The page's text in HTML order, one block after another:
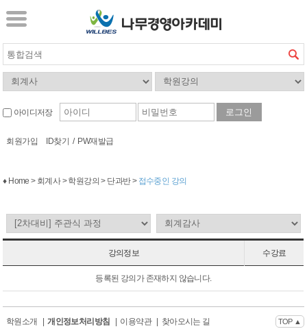
아이디저장
회원가입 ID찾기 / PW재발급
♦ Home > 회계사 > 학원강의 > 단과반 > 접수중인 강의
강의정보 수강료
등록된 강의가 존재하지 않습니다.
학원소개 개인정보처리방침 이용약관 찾아오시는 길 TOP ▲